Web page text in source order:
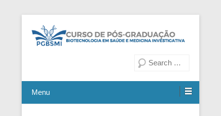
Curso de Pós-Graduação em
Medicina Investigativa
Menu